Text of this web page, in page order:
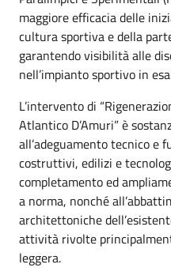
maggiore efficacia delle
cultura sportiva e della
garantendo visibilità alle
nell’impianto sportivo in
L’intervento di
Atlantico D’Amuri” è
all’adeguamento tecnico e
costruttivi, edilizi e
completamento ed
a norma, nonché
architettoniche
attività rivolte
leggera.